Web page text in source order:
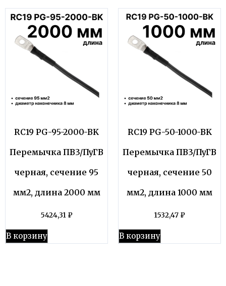
RC19 PG-95-2000-BK
Перемычка ПВ3/ПуГВ
черная, сечение 95
мм2, длина 2000 мм
5424,31 ₽
В корзину
RC19 PG-50-1000-BK
Перемычка ПВ3/ПуГВ
черная, сечение 50
мм2, длина 1000 мм
1532,47 ₽
В корзину